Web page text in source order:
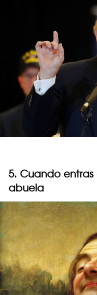
5. Cuando
abuela